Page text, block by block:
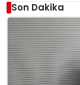
Son Dakika